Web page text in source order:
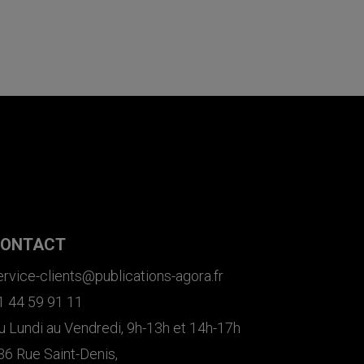
clients@publications-agora.fr
44 59 91 11
Lundi au Vendredi, 9h-13h et 14h-17h
Rue Saint-Denis,